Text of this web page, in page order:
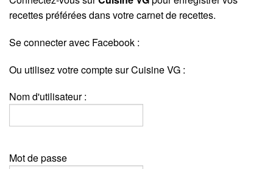
recettes préférées dans votre carnet de recettes.
Se connecter avec Facebook :
Ou utilisez votre compte sur Cuisine VG :
Nom d'utilisateur :
Mot de passe